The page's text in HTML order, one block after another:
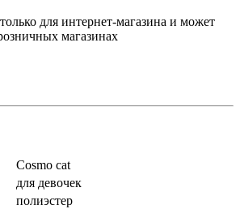
для интернет-магазина и может
магазинах
Cosmo cat
для девочек
полиэстер